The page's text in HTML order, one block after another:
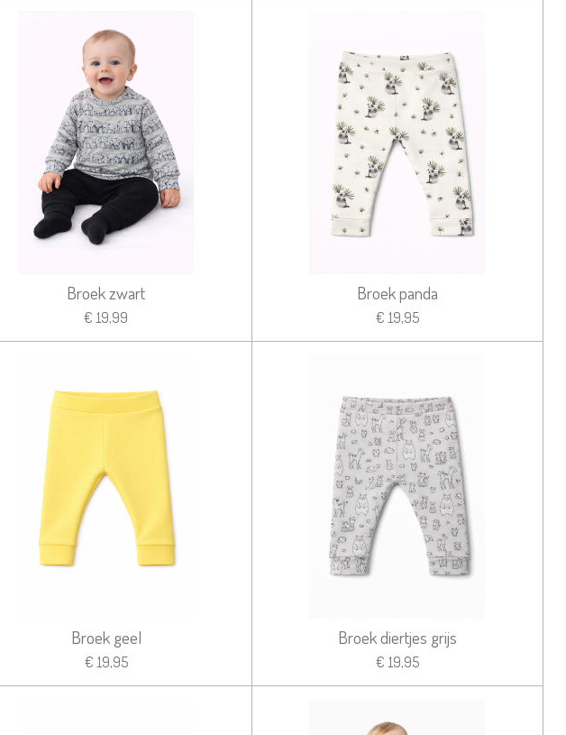
Broek zwart
€ 19,99
Broek panda
€ 19,95
Broek geel
€ 19,95
Broek diertjes grijs
€ 19,95